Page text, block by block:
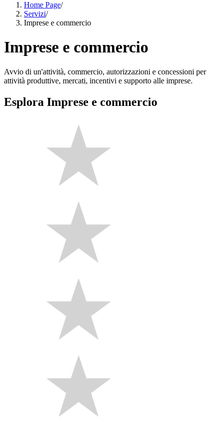
Home Page/
Servizi/
Imprese e commercio
Imprese e commercio
Avvio di un'attività, commercio, autorizzazioni e concessioni per
attività produttive, mercati, incentivi e supporto alle imprese.
Esplora Imprese e commercio